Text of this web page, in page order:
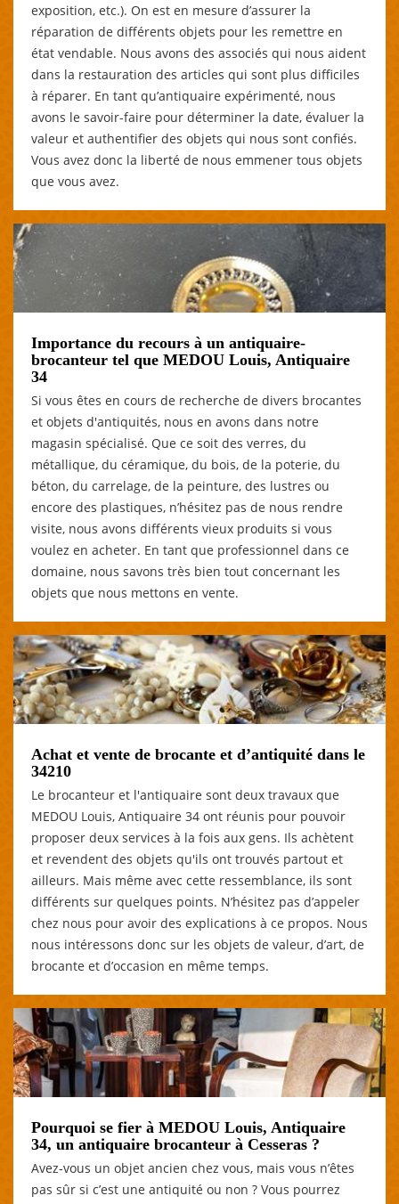
exposition, etc.). On est en mesure d’assurer la
réparation de différents objets pour les remettre en
état vendable. Nous avons des associés qui nous aident
dans la restauration des articles qui sont plus difficiles
à réparer. En tant qu’antiquaire expérimenté, nous
avons le savoir-faire pour déterminer la date, évaluer la
valeur et authentifier des objets qui nous sont confiés.
Vous avez donc la liberté de nous emmener tous objets
que vous avez.
Importance du recours à un antiquaire-
brocanteur tel que MEDOU Louis, Antiquaire
34
Si vous êtes en cours de recherche de divers brocantes
et objets d'antiquités, nous en avons dans notre
magasin spécialisé. Que ce soit des verres, du
métallique, du céramique, du bois, de la poterie, du
béton, du carrelage, de la peinture, des lustres ou
encore des plastiques, n’hésitez pas de nous rendre
visite, nous avons différents vieux produits si vous
voulez en acheter. En tant que professionnel dans ce
domaine, nous savons très bien tout concernant les
objets que nous mettons en vente.
Achat et vente de brocante et d’antiquité dans le
34210
Le brocanteur et l'antiquaire sont deux travaux que
MEDOU Louis, Antiquaire 34 ont réunis pour pouvoir
proposer deux services à la fois aux gens. Ils achètent
et revendent des objets qu'ils ont trouvés partout et
ailleurs. Mais même avec cette ressemblance, ils sont
différents sur quelques points. N’hésitez pas d’appeler
chez nous pour avoir des explications à ce propos. Nous
nous intéressons donc sur les objets de valeur, d’art, de
brocante et d’occasion en même temps.
Pourquoi se fier à MEDOU Louis, Antiquaire
34, un antiquaire brocanteur à Cesseras ?
Avez-vous un objet ancien chez vous, mais vous n’êtes
pas sûr si c’est une antiquité ou non ? Vous pourrez